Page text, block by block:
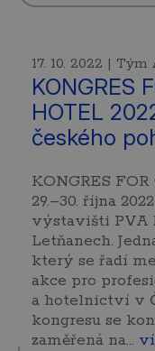
17. 10. 2022 | Tým
KONGRES
HOTEL
českého
KONGRES
29.–30. října
výstavišti PVA
Letňanech.
který se řadí
akce pro
a hotelnictví v
kongresu se
zaměřená na…